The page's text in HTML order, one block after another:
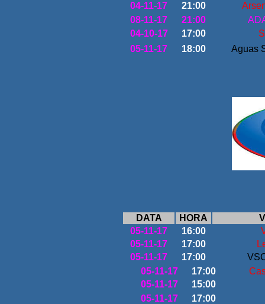
04-11-17
21:00
08-11-17
21:00
04-10-17
17:00
05-11-17
18:00 Aguas
DATA HORA
05-11-17
16:00
05-11-17
17:00
05-11-17
17:00
05-11-17
17:00
05-11-17
15:00
05-11-17
17:00